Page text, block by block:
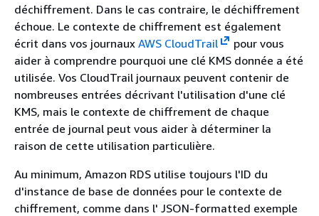
déchiffrement. Dans le cas contraire, le déchiffrement
échoue. Le contexte de chiffrement est également
écrit dans vos journaux AWS CloudTrail
pour vous
aider à comprendre pourquoi une clé KMS donnée a été
utilisée. Vos CloudTrail journaux peuvent contenir de
nombreuses entrées décrivant l'utilisation d'une clé
KMS, mais le contexte de chiffrement de chaque
entrée de journal peut vous aider à déterminer la
raison de cette utilisation particulière.
Au minimum, Amazon RDS utilise toujours l'ID du
d'instance de base de données pour le contexte de
chiffrement, comme dans l' JSON-formatted exemple